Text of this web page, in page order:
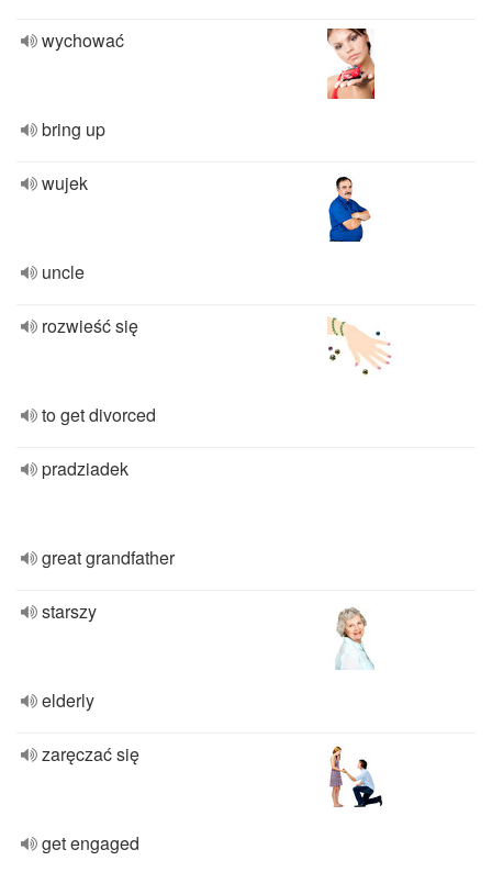
wychować
bring up
wujek
uncle
rozwieść się
to get divorced
pradziadek
great grandfather
starszy
elderly
zaręczać się
get engaged